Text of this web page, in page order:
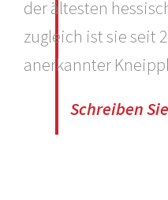
der ältesten
zugleich ist sie seit
anerkannter
Schreiben